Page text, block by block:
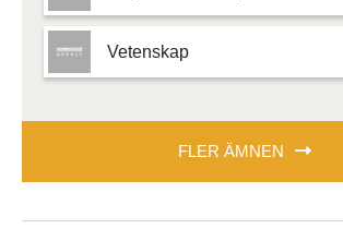
Vetenskap
FLER ÄMNEN